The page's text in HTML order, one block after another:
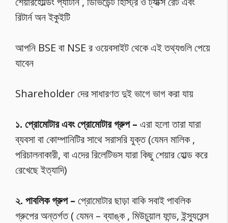
রিটার্ন অন ইকুইটি
আপনি BSE বা NSE র ওয়েবসাইট থেকে এই তথ্যগুলি পেয়ে
যাবেন
Shareholder দের সাধারণত দুই ভাগে ভাগ করা যায়
১. প্রোমোটার এবং প্রোমোটার গ্রুপ – এরা হলো তারা যারা
ব্যবসা বা কোম্পানিটির সাথে সরাসরি যুক্ত (যেমন মালিক ,
পরিচালনাকারী, বা এদের রিলেটিভস যারা কিছু শেয়ার হোল্ড করে
রেখেছে ইত্যাদি)
২. পাবলিক গ্রুপ – প্রোমোটার ছাড়া বাকি সবাই পাবলিক
গ্রুপের অন্তর্গত ( যেমন – ব্যাঙ্ক , মিউচুয়াল ফান্ড, ইন্স্যুরেন্স